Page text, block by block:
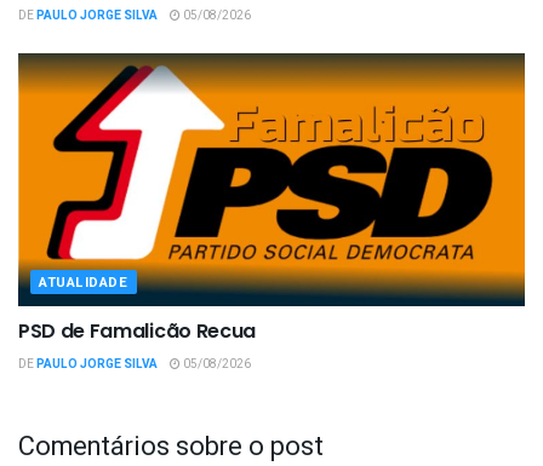
DEPAULO JORGE SILVA 05/08/2026
ATUALIDADE
PSD de Famalicão Recua
DEPAULO JORGE SILVA 05/08/2026
Comentários sobre o post